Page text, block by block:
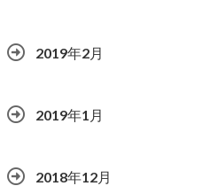
2019年2月
2019年1月
2018年12月